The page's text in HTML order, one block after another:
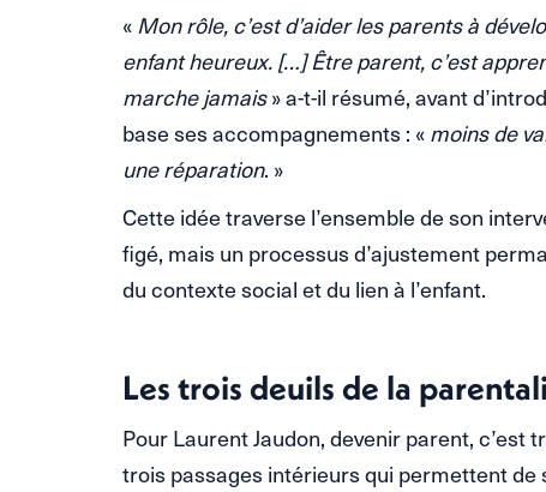
«Mon rôle, c’est d’aider les parents à
enfant heureux. […] Être parent, c’est
marche jamais» a-t-il résumé, avant
base ses accompagnements : «moins de
une réparation. »
Cette idée traverse l’ensemble de son
figé, mais un processus d’ajustement
du contexte social et du lien à l’enfant.
Les trois deuils de la
Pour Laurent Jaudon, devenir parent, c’est
trois passages intérieurs qui permettent de